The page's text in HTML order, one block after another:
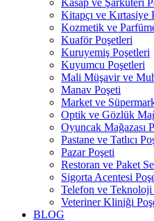
Kasap ve Şarküteri
Kitapçı ve Kırtasiye
Kozmetik ve
Kuaför Poşetleri
Kuruyemiş Poşetleri
Kuyumcu Poşetleri
Mali Müşavir ve
Manav Poşeti
Market ve
Optik ve Gözlük
Oyuncak Mağazası
Pastane ve Tatlıcı
Pazar Poşeti
Restoran ve Paket
Sigorta Acentesi
Telefon ve Teknoloji
Veteriner Kliniği
BLOG